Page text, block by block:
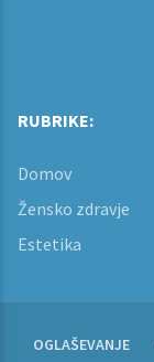
RUBRIKE:
Domov
Žensko zdravje
Estetika
OGLAŠEVANJE